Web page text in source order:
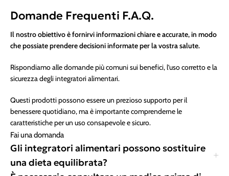
Domande Frequenti F.A.Q.
Il nostro obiettivo è fornirvi informazioni chiare e accurate, in modo
che possiate prendere decisioni informate per la vostra salute.
Rispondiamo alle domande più comuni sui benefici, l’uso corretto e la
sicurezza degli integratori alimentari.
Questi prodotti possono essere un prezioso supporto per il
benessere quotidiano, ma è importante comprenderne le
caratteristiche per un uso consapevole e sicuro.
Fai una domanda
Gli integratori alimentari possono sostituire
una dieta equilibrata?